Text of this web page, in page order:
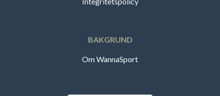
BAKGRUND
Om WannaSport